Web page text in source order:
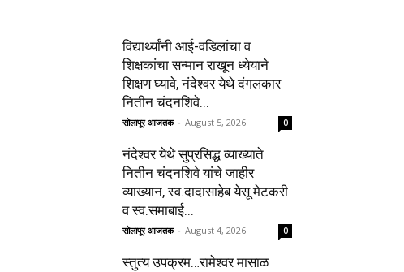
विद्यार्थ्यांनी आई-वडिलांचा व
शिक्षकांचा सन्मान राखून ध्येयाने
शिक्षण घ्यावे, नंदेश्वर येथे दंगलकार
नितीन चंदनशिवे...
सोलापूर आजतक - August 5, 2026 0
नंदेश्वर येथे सुप्रसिद्ध व्याख्याते
नितीन चंदनशिवे यांचे जाहीर
व्याख्यान, स्व.दादासाहेब येसू मेटकरी
व स्व.समाबाई...
सोलापूर आजतक - August 4, 2026 0
स्तुत्य उपक्रम…रामेश्वर मासाळ